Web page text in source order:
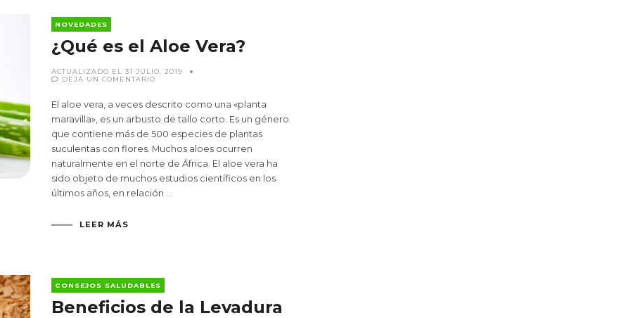
NOVEDADES
¿Qué es el Aloe Vera?
ACTUALIZADO EL 31 JULIO, 2019
DEJA UN COMENTARIOEN
EL
ALOE
VERA?
El aloe vera, a veces descrito como una «planta
maravilla», es un arbusto de tallo corto. Es un género
que contiene más de 500 especies de plantas
suculentas con flores. Muchos aloes ocurren
naturalmente en el norte de África. El aloe vera ha
sido objeto de muchos estudios científicos en los
últimos años, en relación …
LEER MÁS
CONSEJOS SALUDABLES
Beneficios de la Levadura